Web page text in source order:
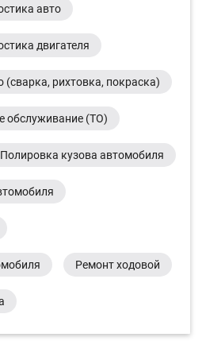
авто
двигателя
(сварка, рихтовка, покраска)
обслуживание (ТО)
Полировка кузова автомобиля
Ремонт ходовой